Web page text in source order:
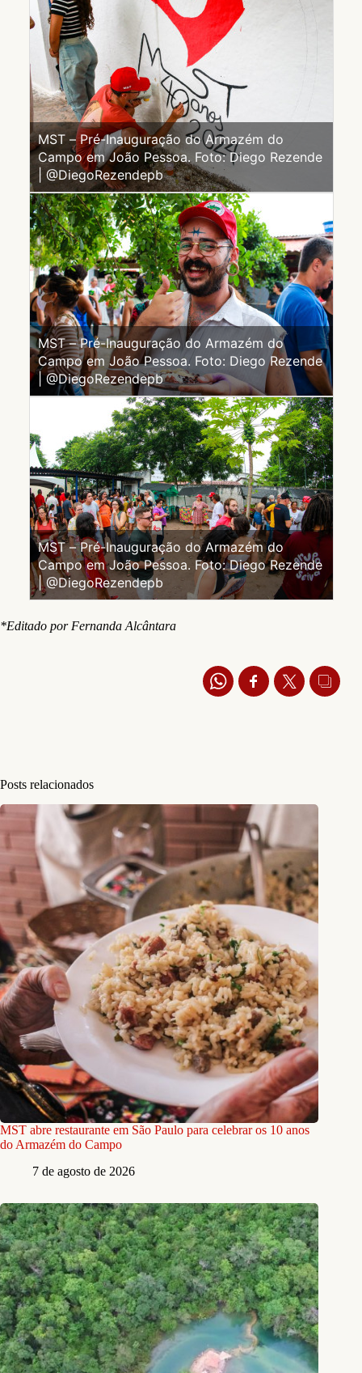
MST – Pré-Inauguração do Armazém do
Campo em João Pessoa. Foto: Diego Rezende
| @DiegoRezendepb
MST – Pré-Inauguração do Armazém do
Campo em João Pessoa. Foto: Diego Rezende
| @DiegoRezendepb
MST – Pré-Inauguração do Armazém do
Campo em João Pessoa. Foto: Diego Rezende
| @DiegoRezendepb
*Editado por Fernanda Alcântara
Posts relacionados
MST abre restaurante em São Paulo para celebrar os 10 anos
do Armazém do Campo
7 de agosto de 2026